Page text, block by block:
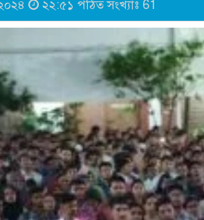
২২:৫১ পঠিত সংখ্যাঃ 61